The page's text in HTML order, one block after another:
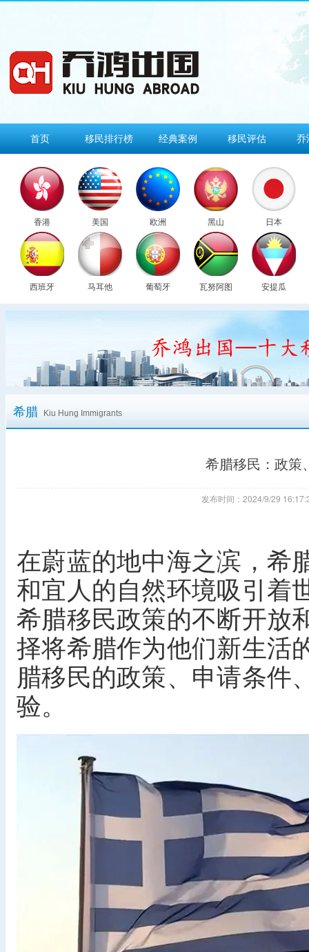
首页 移民排行榜 经典案例 移民评估 乔
香港 美国 欧洲 黑山 日本
西班牙 马耳他 葡萄牙 瓦努阿图 安提瓜
希腊 Kiu Hung Immigrants
希腊移民：政策
发布时间：2024/9/29
在蔚蓝的地中海之滨，希
和宜人的自然环境吸引着
希腊移民政策的不断开放
择将希腊作为他们新生活
腊移民的政策、申请条件
验。